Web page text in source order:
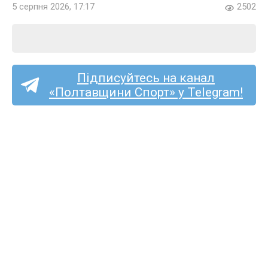
5 серпня 2026, 17:17 2502
Підписуйтесь на канал
«Полтавщини Спорт» у Telegram!